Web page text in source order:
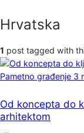
Hrvatska
1 post tagged with
Pametno građenje 3
Od koncepta do
arhitektom